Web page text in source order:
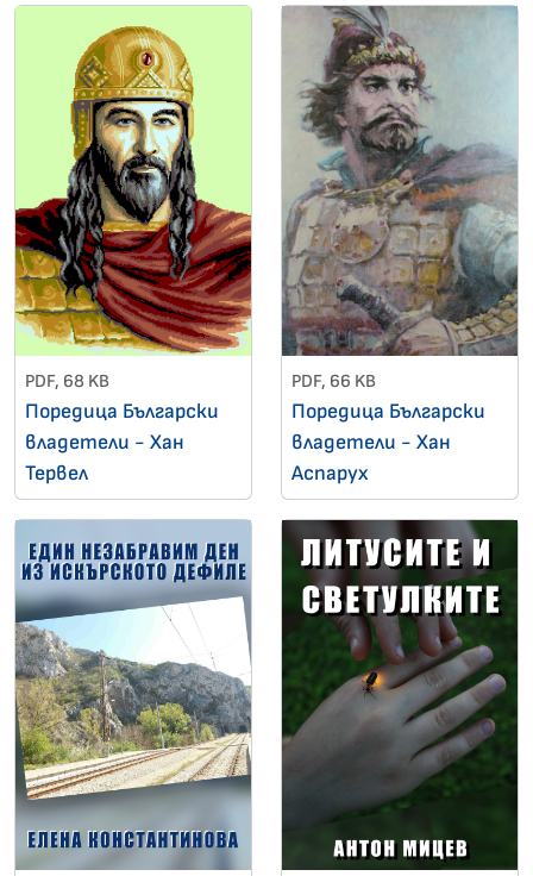
PDF, 68 KB
Поредица Български
владетели - Хан
Тервел
PDF, 66 KB
Поредица Български
владетели - Хан
Аспарух